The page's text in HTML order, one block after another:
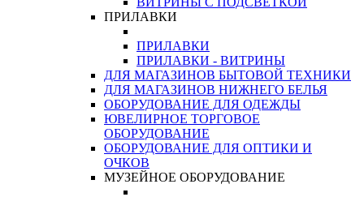
ПРИЛАВКИ
ПРИЛАВКИ
ПРИЛАВКИ - ВИТРИНЫ
ДЛЯ МАГАЗИНОВ БЫТОВОЙ ТЕХНИКИ
ДЛЯ МАГАЗИНОВ НИЖНЕГО БЕЛЬЯ
ОБОРУДОВАНИЕ ДЛЯ ОДЕЖДЫ
ЮВЕЛИРНОЕ ТОРГОВОЕ
ОБОРУДОВАНИЕ
ОБОРУДОВАНИЕ ДЛЯ ОПТИКИ И
ОЧКОВ
МУЗЕЙНОЕ ОБОРУДОВАНИЕ